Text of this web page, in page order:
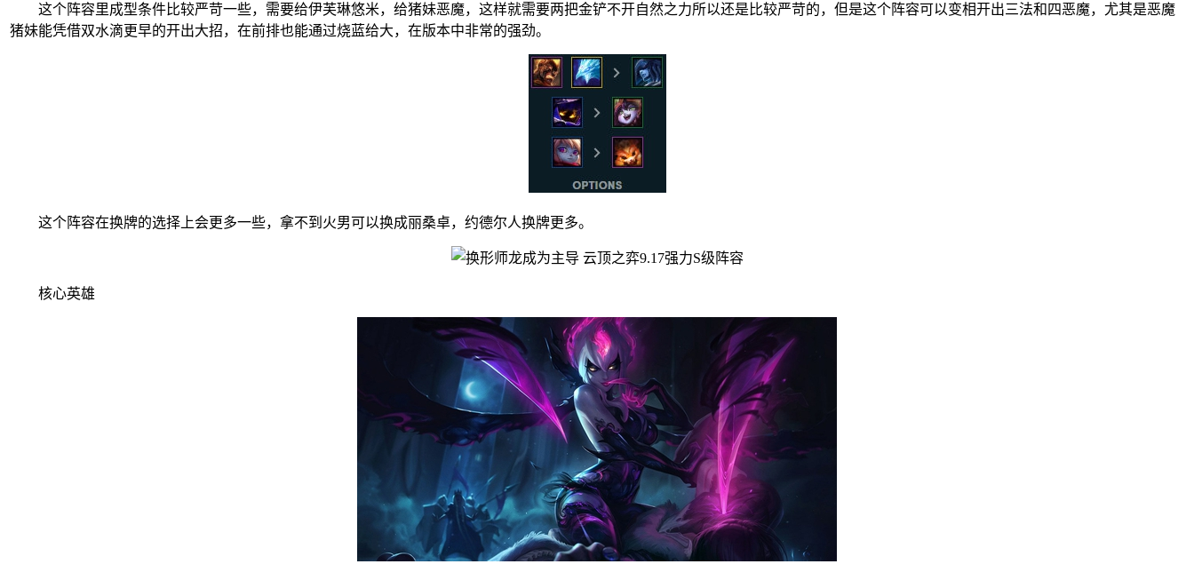
这个阵容里成型条件比较严苛一些，需要给伊芙琳悠米，给猪妹恶魔，这样就需要两把金铲不开自然之力所以还是比较严苛的，但是这个阵容可以变相开出三法和四恶魔，尤其是恶魔
猪妹能凭借双水滴更早的开出大招，在前排也能通过烧蓝给大，在版本中非常的强劲。
这个阵容在换牌的选择上会更多一些，拿不到火男可以换成丽桑卓，约德尔人换牌更多。
核心英雄